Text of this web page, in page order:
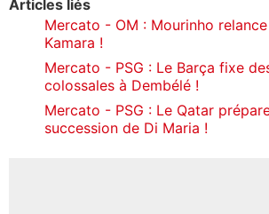
Articles liés
Mercato - OM : Mourinho
Kamara !
Mercato - PSG : Le Barça fixe
colossales à Dembélé !
Mercato - PSG : Le Qatar
succession de Di Maria !